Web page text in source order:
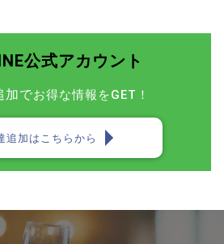
公式アカウント
加でお得な情報をGET！
追加はこちらから